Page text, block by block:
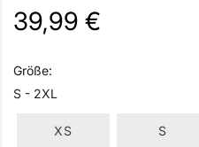
39,99 €
Größe:
S - 2XL
XS S